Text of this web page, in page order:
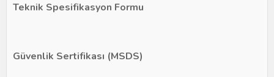
Teknik Spesifikasyon Formu
Güvenlik Sertifikası (MSDS)